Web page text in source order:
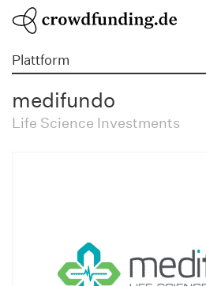
Plattform
medifundo
Life Science Investments